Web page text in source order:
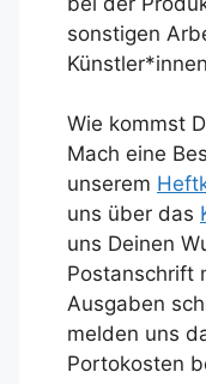
sonstigen
Wie kommst
Mach eine
unserem
uns über das
uns Deinen
Postanschrift
Ausgaben
melden uns
Portokosten